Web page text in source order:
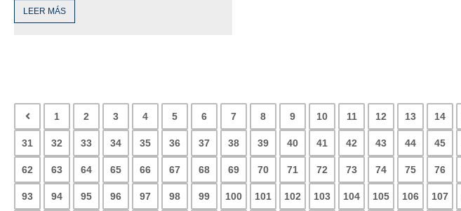
LEER MÁS
1 2 3 4 5 6 7 8 9 10 11 12 13 14
31 32 33 34 35 36 37 38 39 40 41 42 43 44 45
62 63 64 65 66 67 68 69 70 71 72 73 74 75 76
93 94 95 96 97 98 99 100 101 102 103 104 105 106 107